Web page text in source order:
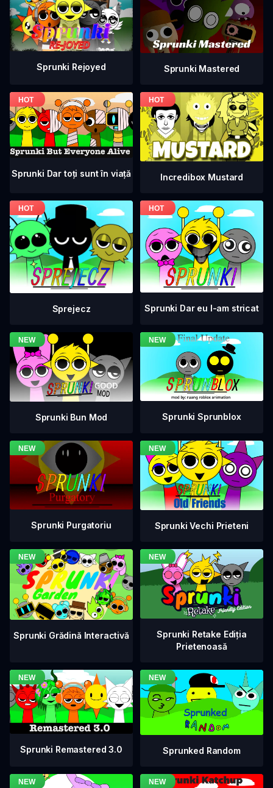
Sprunki Rejoyed Sprunki Mastered
Sprunki Dar toți sunt în viață Incredibox Mustard
Sprejecz Sprunki Dar eu l-am stricat
Sprunki Bun Mod Sprunki Sprunblox
Sprunki Purgatoriu Sprunki Vechi Prieteni
Sprunki Grădină Interactivă
Sprunki Retake Ediția
Prietenoasă
Sprunki Remastered 3.0 Sprunked Random